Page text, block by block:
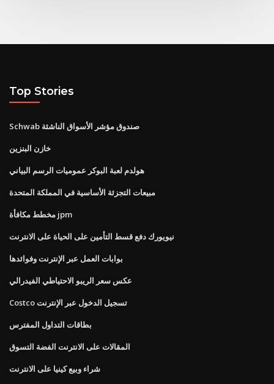
Top Stories
Schwab صندوق مؤشر الأسواق الناشئة
خازن البنزين
هولدم لعبة البوكر عموميات الرسم البياني
مبيعات التجزئة الأساسية في المملكة المتحدة
مخطط مكافأة jpm
نيويورك دفع قسط التأمين على الحياة على الانترنت
بوابات العمل عبر الإنترنت وفوائدها
عكس سعر الريبو الاحتياطي الفيدرالي
Costco تسجيل الدخول عبر الإنترنت
بطاقات التداول المفترس
المقالات على الانترنت الفضة التسوق
شراء وبيع كينيا على الانترنت